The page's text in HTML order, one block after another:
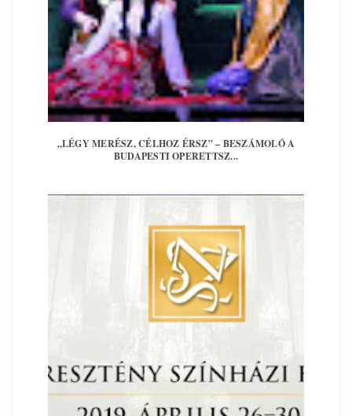
„LÉGY MERÉSZ, CÉLHOZ ÉRSZ” – BESZÁMOLÓ A
BUDAPESTI OPERETTSZ...